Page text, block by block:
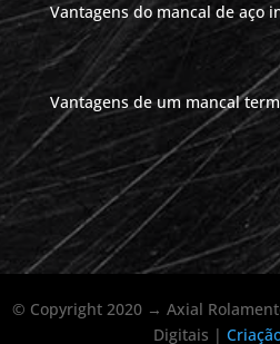
Vantagens do mancal de aço
Vantagens de um mancal
© Copyright 2020 → Axial
Digitais |